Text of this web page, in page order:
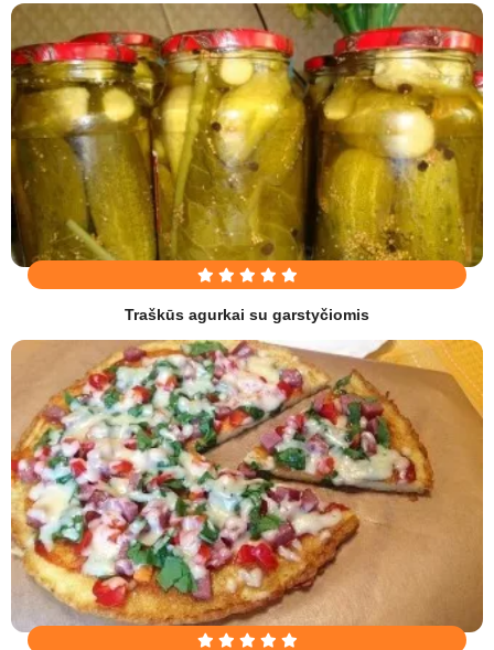
Traškūs agurkai su garstyčiomis